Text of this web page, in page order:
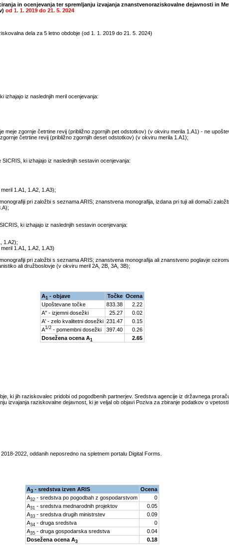
in ocenjevanja ter spremljanju izvajanja znanstvenoraziskovalne dejavnosti in
od 1. 1. 2019 do 21. 5. 2024
dela za 5 letno obdobje (od 1. 1. 2019 do 21. 5. 2024)
izhajajo iz naslednjih meril ocenjevanja:
zgornje četrtine revij (približno zgornjih pet odstotkov) (v okviru merila 1.A1) - ne
četrtine revij (približno zgornjih deset odstotkov) (v okviru merila 1.A1);
ki izhajajo iz naslednjih sestavin ocenjevanja:
1.A1, 1.A2, 1.A3);
pri založbi s seznama ARIS; znanstvena monografija, izdana pri tuji ali domači
ki izhajajo iz naslednjih sestavin ocenjevanja:
1.A2);
1.A1, 1.A2, 1.A3)
pri založbi s seznama ARIS; znanstvena monografija ali znanstveno poglavje
ali družboslovje (v okviru meril 2A, 2B, 3A, 3B);
A1 - objave Točke Ocena
Upoštevane točke
833.38
2.22
A'' - izjemni dosežki
25.27
0.02
A' - zelo kvalitetni dosežki 231.47
0.15
A1/2- pomembni dosežki 397.40
0.26
Dosežena ocena A1 2.65
ki jih raziskovalec pridobi od pogodbenih partnerjev. Sredstva agencije iz državnega
izvajanja raziskovalne dejavnost, ki je veljal ob objavi Poziva za zbiranje podatkov o
2018-2022, oddanih neposredno na spletnem portalu Digital Forms.
A3- sredstva izven ARIS
Ocena
A32- sredstva po pogodbah z gospodarstvom
0
A31 - sredstva mednarodnih projektov
0.05
A33- sredstva drugih ministrstev
0.09
A34 - druga sredstva
0
A35- druga gospodarska sredstva
0.04
Dosežena ocena A3 0.18